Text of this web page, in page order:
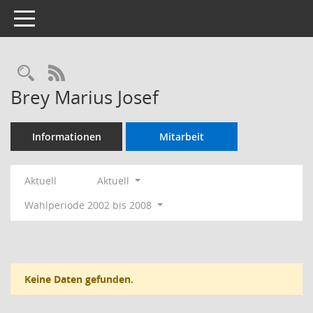
Toggle navigation
Rechercheauswahl
RSS-Feed
Brey Marius Josef
Informationen Mitarbeit
Aktuell
Aktuell
Wahlperiode 2002 bis 2008
Keine Daten gefunden.